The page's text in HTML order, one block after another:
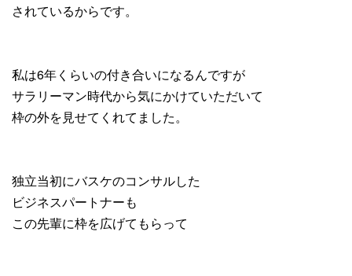
されているからです。
私は6年くらいの付き合いになるんですが
サラリーマン時代から気にかけていただいて
枠の外を見せてくれてました。
独立当初にバスケのコンサルした
ビジネスパートナーも
この先輩に枠を広げてもらって